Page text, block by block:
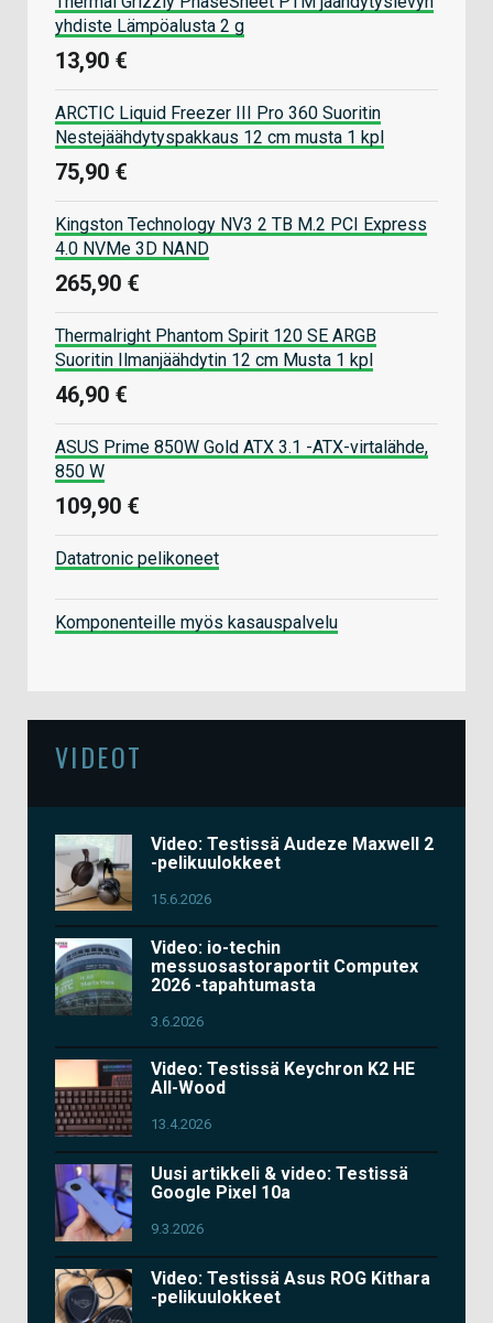
yhdiste Lämpöalusta 2 g
13,90 €
ARCTIC Liquid Freezer III Pro 360 Suoritin
Nestejäähdytyspakkaus 12 cm musta 1 kpl
75,90 €
Kingston Technology NV3 2 TB M.2 PCI Express
4.0 NVMe 3D NAND
265,90 €
Thermalright Phantom Spirit 120 SE ARGB
Suoritin Ilmanjäähdytin 12 cm Musta 1 kpl
46,90 €
ASUS Prime 850W Gold ATX 3.1 -ATX-virtalähde,
850 W
109,90 €
Datatronic pelikoneet
Komponenteille myös kasauspalvelu
VIDEOT
Video: Testissä Audeze Maxwell 2
-pelikuulokkeet
15.6.2026
Video: io-techin
messuosastoraportit Computex
2026 -tapahtumasta
3.6.2026
Video: Testissä Keychron K2 HE
All-Wood
13.4.2026
Uusi artikkeli & video: Testissä
Google Pixel 10a
9.3.2026
Video: Testissä Asus ROG Kithara
-pelikuulokkeet